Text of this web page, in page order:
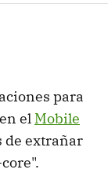
para
el Mobile
de extrañar